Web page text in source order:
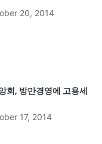
20, 2014
회, 방만경영에 고용세
17, 2014